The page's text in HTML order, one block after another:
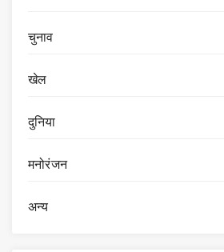
चुनाव
खेल
दुनिया
मनोरंजन
अन्य